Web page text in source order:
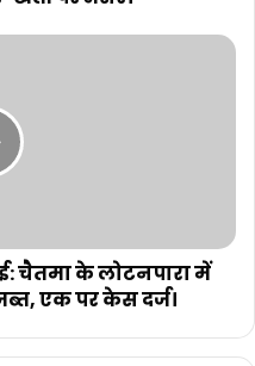
चैतमा के लोटनपारा में
एक पर केस दर्ज।